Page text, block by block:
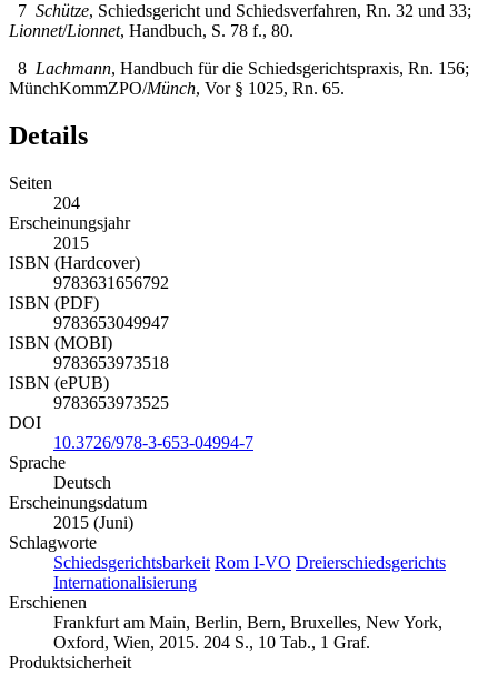
Lionnet/Lionnet, Handbuch, S. 78 f., 80.
MünchKommZPO/Münch , Vor § 1025, Rn. 65.
Erscheinungsjahr
2015
ISBN (Hardcover)
9783631656792
ISBN (PDF)
9783653049947
ISBN (MOBI)
9783653973518
ISBN (ePUB)
9783653973525
Sprache
Deutsch
Erscheinungsdatum
2015 (Juni)
Schlagworte
Schiedsgerichtsbarkeit
Internationalisierung
Erschienen
Frankfurt am Main, Berlin, Bern, Bruxelles, New York,
Oxford, Wien, 2015. 204 S., 10 Tab., 1 Graf.
Produktsicherheit
Peter Lang Group AG